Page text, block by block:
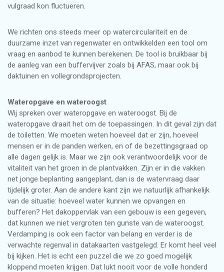
vulgraad kon fluctueren.
We richten ons steeds meer op watercirculariteit en de
duurzame inzet van regenwater en ontwikkelden een tool om
vraag en aanbod te kunnen berekenen. De tool is bruikbaar bij
de aanleg van een buffervijver zoals bij AFAS, maar ook bij
daktuinen en vollegrondsprojecten.
Wateropgave en wateroogst
Wij spreken over wateropgave en wateroogst. Bij de
wateropgave draait het om de toepassingen. In dit geval zijn dat
de toiletten. We moeten weten hoeveel dat er zijn, hoeveel
mensen er in de panden werken, en of de bezettingsgraad op
alle dagen gelijk is. Maar we zijn ook verantwoordelijk voor de
vitaliteit van het groen in de plantvakken. Zijn er in die vakken
net jonge beplanting aangeplant, dan is de watervraag daar
tijdelijk groter. Aan de andere kant zijn we natuurlijk afhankelijk
van de situatie: hoeveel water kunnen we opvangen en
bufferen? Het dakoppervlak van een gebouw is een gegeven,
dat kunnen we niet vergroten ten gunste van de wateroogst.
Verdamping is ook een factor van belang en verder is de
verwachte regenval in datakaarten vastgelegd. Er komt heel veel
bij kijken. Het is echt een puzzel die we zo goed mogelijk
kloppend moeten krijgen. Dat lukt nooit voor de volle honderd